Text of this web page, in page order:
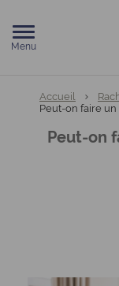
Menu
Vous êtes ici:
Accueil
Peut-on faire
Peut-on